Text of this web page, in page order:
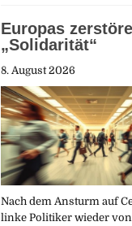
Europas
„Solidarität“
8. August 2026
Nach dem Ansturm auf
linke Politiker wieder von